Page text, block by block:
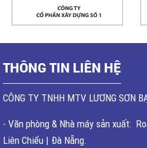
THÔNG TIN LIÊN HỆ
CÔNG TY TNHH MTV LƯƠNG SƠN
- Văn phòng & Nhà máy sản xuất:
Liên Chiểu | Đà Nẵng.